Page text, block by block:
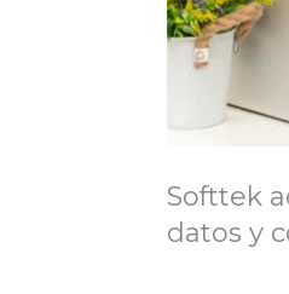
Softtek
datos y